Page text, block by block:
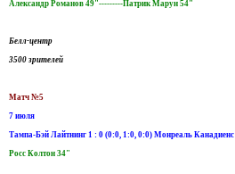
Александр Романов 49"---------Патрик Марун 54"
Белл-центр
3500 зрителей
Матч №5
7 июля
Тампа-Бэй Лайтнинг 1 : 0 (0:0, 1:0, 0:0) Монреаль Канадиенс
Росс Колтон 34"